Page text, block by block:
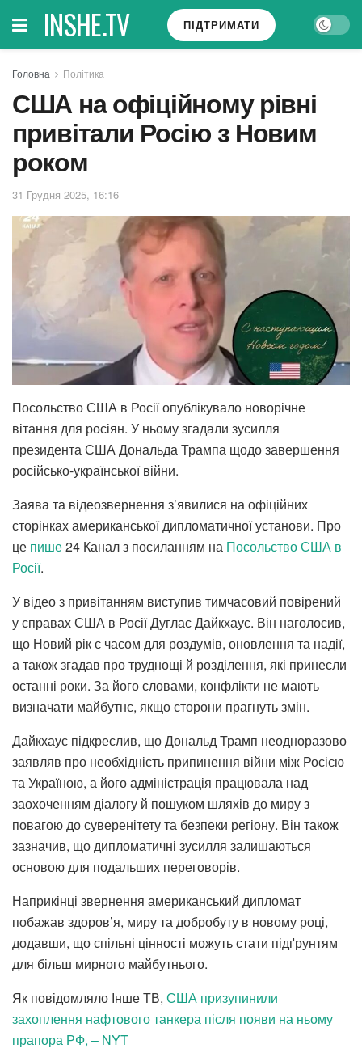
INSHE.TV ПІДТРИМАТИ
Головна Політика
США на офіційному рівні
привітали Росію з Новим
роком
31 Грудня 2025, 16:16
Посольство США в Росії опублікувало новорічне
вітання для росіян. У ньому згадали зусилля
президента США Дональда Трампа щодо завершення
російсько-української війни.
Заява та відеозвернення з’явилися на офіційних
сторінках американської дипломатичної установи. Про
це пише24 Канал з посиланням на Посольство США в
Росії.
У відео з привітанням виступив тимчасовий повірений
у справах США в Росії Дуглас Дайкхаус. Він наголосив,
що Новий рік є часом для роздумів, оновлення та надії,
а також згадав про труднощі й розділення, які принесли
останні роки. За його словами, конфлікти не мають
визначати майбутнє, якщо сторони прагнуть змін.
Дайкхаус підкреслив, що Дональд Трамп неодноразово
заявляв про необхідність припинення війни між Росією
та Україною, а його адміністрація працювала над
заохоченням діалогу й пошуком шляхів до миру з
повагою до суверенітету та безпеки регіону. Він також
зазначив, що дипломатичні зусилля залишаються
основою для подальших переговорів.
Наприкінці звернення американський дипломат
побажав здоров’я, миру та добробуту в новому році,
додавши, що спільні цінності можуть стати підґрунтям
для більш мирного майбутнього.
Як повідомляло Інше ТВ, США призупинили
захоплення нафтового танкера після появи на ньому
прапора РФ, – NYT